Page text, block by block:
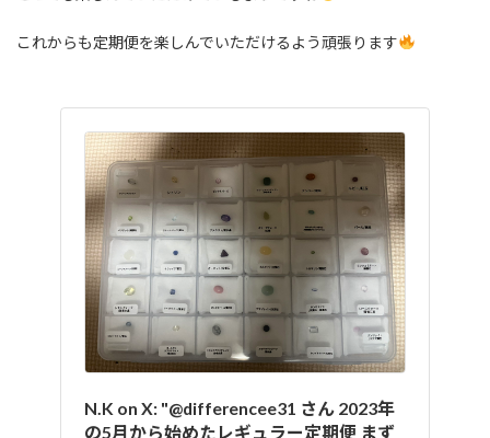
これからも定期便を楽しんでいただけるよう頑張ります
N.K on X: "@differencee31 さん 2023年
の5月から始めたレギュラー定期便 まず